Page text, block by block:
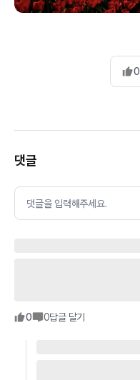
0
댓글
댓글을 입력해주세요.
0 0답글 달기